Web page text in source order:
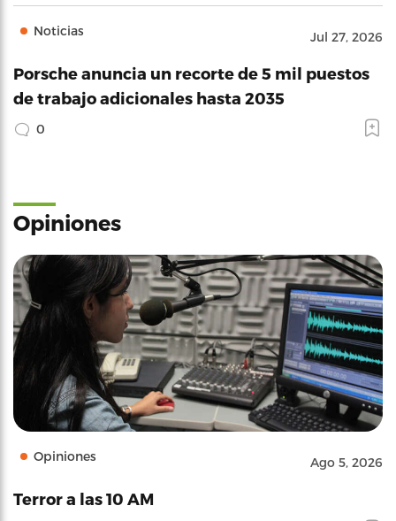
Noticias Jul 27, 2026
Porsche anuncia un recorte de 5 mil puestos
de trabajo adicionales hasta 2035
0
Opiniones
Opiniones Ago 5, 2026
Terror a las 10 AM